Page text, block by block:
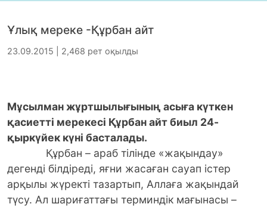
Ұлық мереке -Құрбан айт
23.09.2015 | 2,468 рет оқылды
Мұсылман жұртшылығының асыға күткен
қасиетті мерекесі Құрбан айт биыл 24-
қыркүйек күні басталады.
Құрбан – араб тілінде «жақындау»
дегенді білдіреді, яғни жасаған сауап істер
арқылы жүректі тазартып, Аллаға жақындай
түсу. Ал шариғаттағы терминдік мағынасы –